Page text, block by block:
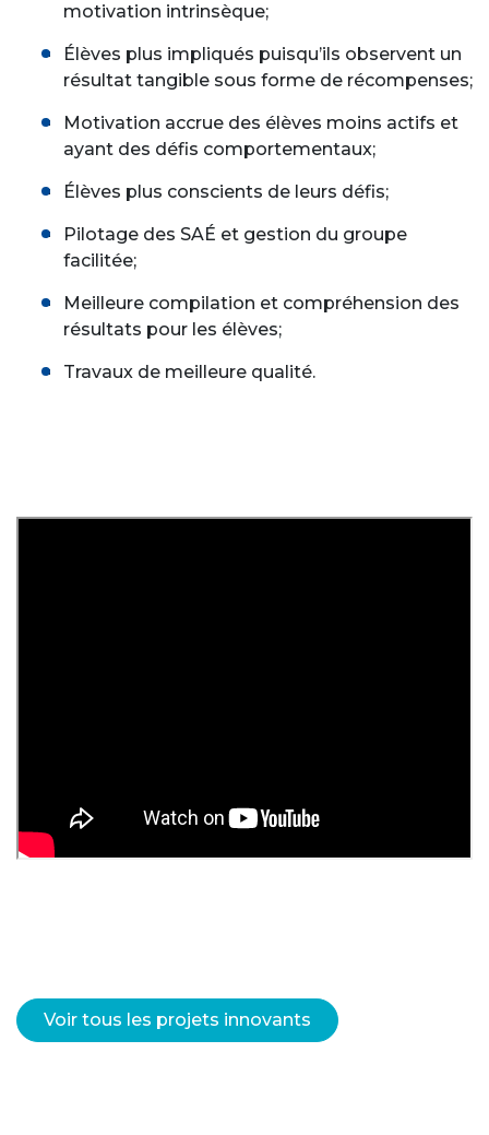
motivation intrinsèque;
Élèves plus impliqués puisqu’ils observent un
résultat tangible sous forme de récompenses;
Motivation accrue des élèves moins actifs et
ayant des défis comportementaux;
Élèves plus conscients de leurs défis;
Pilotage des SAÉ et gestion du groupe
facilitée;
Meilleure compilation et compréhension des
résultats pour les élèves;
Travaux de meilleure qualité.
Voir tous les projets innovants